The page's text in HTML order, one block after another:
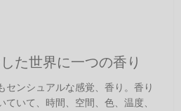
た世界に一つの香り
センシュアルな感覚、香り。香り
いて、時間、空間、色、温度、